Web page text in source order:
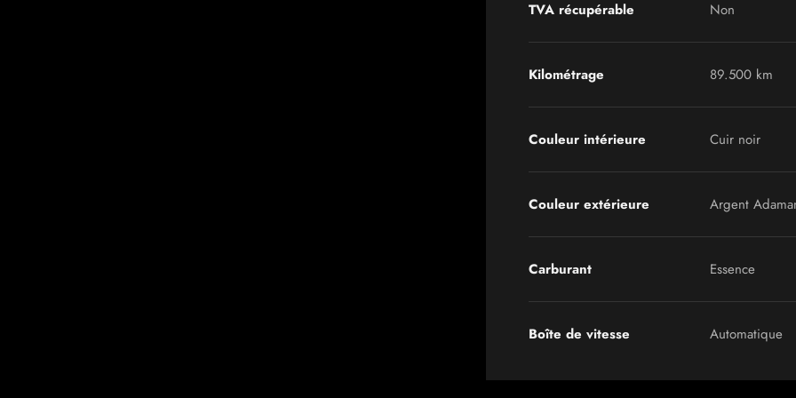
TVA récupérable Non
Kilométrage 89.500 km
Couleur intérieure Cuir noir
Couleur extérieure Argent
Carburant Essence
Boîte de vitesse Automatique